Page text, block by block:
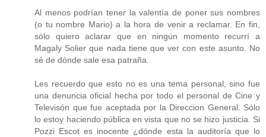
Al menos podrían tener la valentía de poner sus nombres
(o tu nombre Mario) a la hora de venir a reclamar. En fin,
sólo quiero aclarar que en ningún momento recurrí a
Magaly Solier que nada tiene que ver con este asunto. No
sé de dónde sale esa patraña.
Les recuerdo que esto no es una tema personal, sino fue
una denuncia oficial hecha por todo el personal de Cine y
Televisón que fue aceptada por la Direccion General. Sólo
lo estoy haciendo pública en vista que no se hizo justicia. Si
Pozzi Escot es inocente ¿dónde esta la auditoría que lo